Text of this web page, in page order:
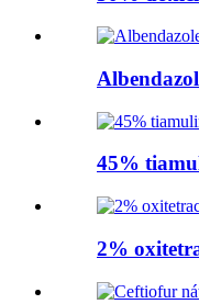
45%
2%